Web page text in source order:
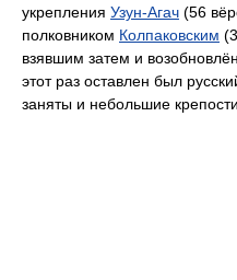
укрепления Узун-Агач (56
полковником Колпаковским
взявшим затем и
этот раз оставлен был
заняты и небольшие крепости